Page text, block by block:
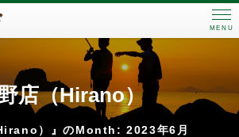
MENU
店（Hirano）
Hirano）』のMonth: 2023年6月